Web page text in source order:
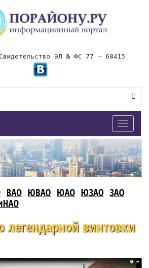
ЭЛ № ФС 77 – 68415
Toggle
ВАО ЮВАО ЮАО ЮЗАО ЗАО
легендарной винтовки